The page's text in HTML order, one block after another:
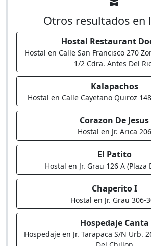
Otros resultados en
Hostal Restaurant
Hostal en Calle San Francisco 270
1/2 Cdra. Antes Del
Kalapachos
Hostal en Calle Cayetano Quiroz
Corazon De Jesus
Hostal en Jr. Arica 206
El Patito
Hostal en Jr. Grau 126 A (Plaza
Chaperito I
Hostal en Jr. Grau 306-
Hospedaje Canta
Hospedaje en Jr. Tarapaca S/N Urb.